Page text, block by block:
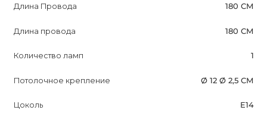
Длина Провода 180 СМ
Длина провода 180 СМ
Количество ламп 1
Потолочное крепление Ø 12 Ø 2,5 СМ
Цоколь E14